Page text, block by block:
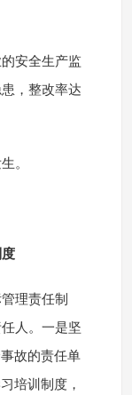
安全生产监
，整改率达
。
理责任制
人。一是坚
故的责任单
培训制度，